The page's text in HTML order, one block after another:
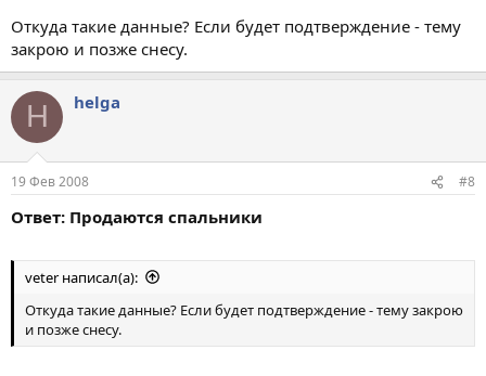
Откуда такие данные? Если будет подтверждение - тему
закрою и позже снесу.
H helga
19 Фев 2008 #8
Ответ: Продаются спальники
veter написал(а):
Откуда такие данные? Если будет подтверждение - тему закрою
и позже снесу.